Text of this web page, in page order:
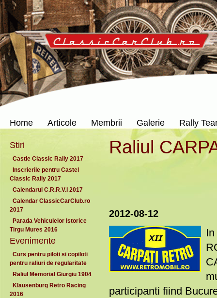
Home Articole Membrii Galerie Rally
Stiri
Castle Classic Rally 2017
Inscrierile pentru Castel
Classic Rally 2017
Calendarul C.R.R.V.I 2017
Calendar ClassicCarClub.ro
2017
Parada Vehiculelor Istorice
Tirgu Mures 2016
Evenimente
Curs pentru piloti si copiloti
pentru raliuri de regularitate
Raliul Memorial Giurgiu 1904
Klausenburg Retro Racing
2016
Raliul
2012-08-12
participanti fiind